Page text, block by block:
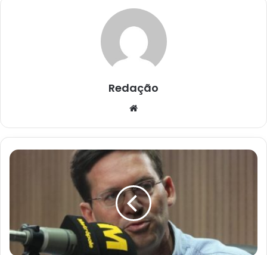
Redação
Neto
que
quer